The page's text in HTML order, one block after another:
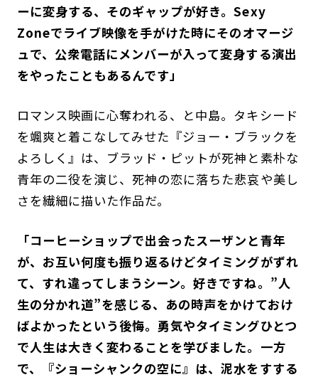
ーに変身する、そのギャップが好き。Sexy
Zoneでライブ映像を手がけた時にそのオマージ
ュで、公衆電話にメンバーが入って変身する演出
をやったこともあるんです」
ロマンス映画に心奪われる、と中島。タキシード
を颯爽と着こなしてみせた『ジョー・ブラックを
よろしく』は、ブラッド・ピットが死神と素朴な
青年の二役を演じ、死神の恋に落ちた悲哀や美し
さを繊細に描いた作品だ。
「コーヒーショップで出会ったスーザンと青年
が、お互い何度も振り返るけどタイミングがずれ
て、すれ違ってしまうシーン。好きですね。”人
生の分かれ道”を感じる、あの時声をかけておけ
ばよかったという後悔。勇気やタイミングひとつ
で人生は大きく変わることを学びました。一方
で、『ショーシャンクの空に』は、泥水をすする